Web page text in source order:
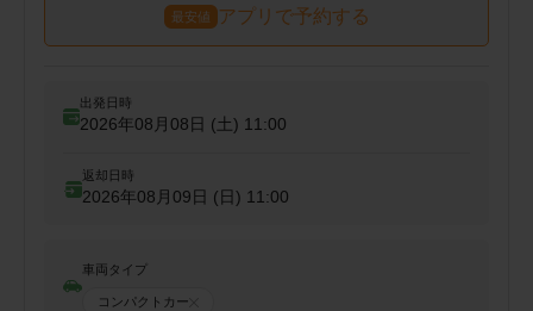
最安値 アプリで予約する
出発日時
2026年08月08日 (土) 11:00
返却日時
2026年08月09日 (日) 11:00
車両タイプ
コンパクトカー